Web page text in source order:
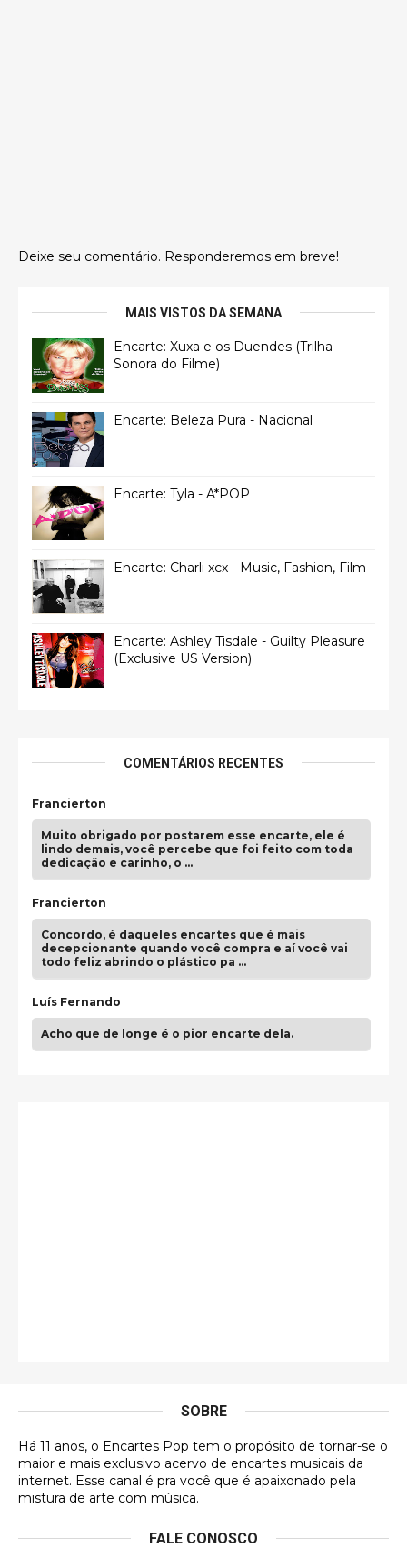
Deixe seu comentário. Responderemos em breve!
MAIS VISTOS DA SEMANA
Encarte: Xuxa e os Duendes (Trilha
Sonora do Filme)
Encarte: Beleza Pura - Nacional
Encarte: Tyla - A*POP
Encarte: Charli xcx - Music, Fashion, Film
Encarte: Ashley Tisdale - Guilty Pleasure
(Exclusive US Version)
COMENTÁRIOS RECENTES
Francierton
Muito obrigado por postarem esse encarte, ele é
lindo demais, você percebe que foi feito com toda
dedicação e carinho, o …
Francierton
Concordo, é daqueles encartes que é mais
decepcionante quando você compra e aí você vai
todo feliz abrindo o plástico pa …
Luís Fernando
Acho que de longe é o pior encarte dela.
DVD MIDINHO
Francierton
futuras aquisições, e olhando o encarte aqui, me
SOBRE
Há 11 anos, o Encartes Pop tem o propósito de tornar-se o
maior e mais exclusivo acervo de encartes musicais da
internet. Esse canal é pra você que é apaixonado pela
mistura de arte com música.
FALE CONOSCO